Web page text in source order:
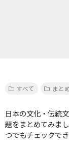
すべて
まと
日本の文化・伝統
題をまとめてみま
つでもチェックでき